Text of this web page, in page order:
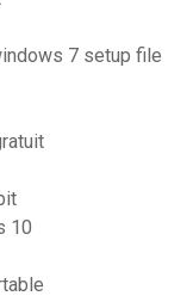
7 setup file
10